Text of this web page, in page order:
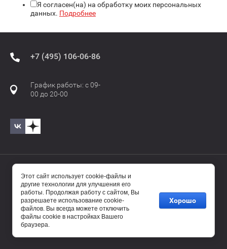
Я согласен(на) на обработку моих персональных
данных. Подробнее
+7 (495) 106-06-86
График работы: с 09-
00 до 20-00
© 2017—2025 Бавиро/Baviro
Этот сайт использует cookie-файлы и
другие технологии для улучшения его
работы. Продолжая работу с сайтом, Вы
разрешаете использование cookie-
файлов. Вы всегда можете отключить
файлы cookie в настройках Вашего
браузера.
Хорошо